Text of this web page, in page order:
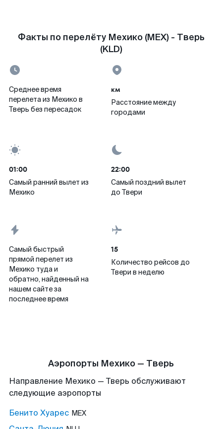
Факты по перелёту Мехико (MEX) - Тверь
(KLD)
Среднее время
перелета из Мехико в
Тверь без пересадок
км
Расстояние между
городами
01:00
Самый ранний вылет из
Мехико
22:00
Самый поздний вылет
до Твери
Самый быстрый
прямой перелет из
Мехико туда и
обратно, найденный на
нашем сайте за
последнее время
15
Количество рейсов до
Твери в неделю
Аэропорты Мехико — Тверь
Направление Мехико — Тверь обслуживают
следующие аэропорты
Бенито Хуарес MEX